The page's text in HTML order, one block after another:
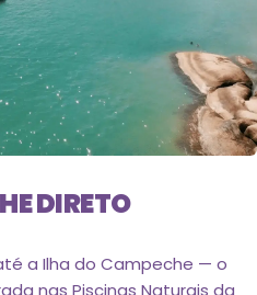
DIRETO
a Ilha do Campeche — o
nas Piscinas Naturais da